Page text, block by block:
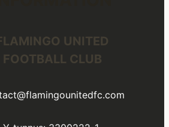
UNITED
FOOTBALL CLUB